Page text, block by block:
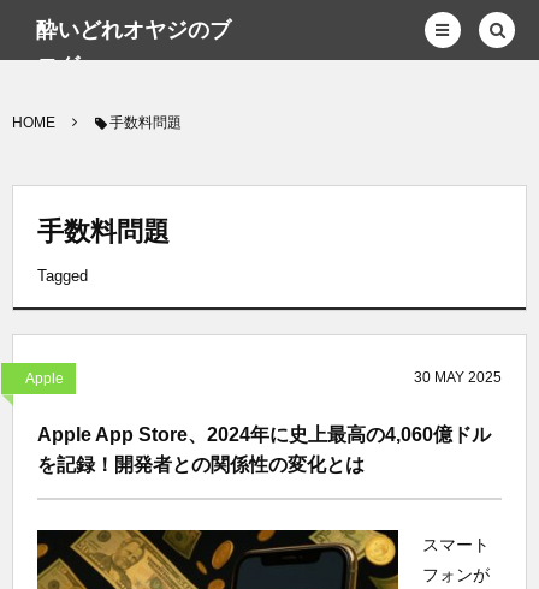
酔いどれオヤジのブ
ログwp
HOME 手数料問題
手数料問題
Tagged
Apple 30 MAY 2025
Apple App Store、2024年に史上最高の4,060億ドル
を記録！開発者との関係性の変化とは
スマート
フォンが